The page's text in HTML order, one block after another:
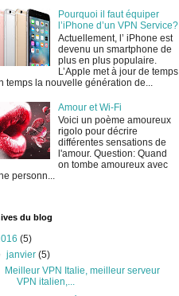
Pourquoi il faut équiper
l’iPhone d’un VPN Service?
Actuellement, l’ iPhone est
devenu un smartphone de
plus en plus populaire.
L’Apple met à jour de temps
temps la nouvelle génération de...
Amour et Wi-Fi
Voici un poème amoureux
rigolo pour décrire
différentes sensations de
l'amour. Question: Quand
on tombe amoureux avec
personn...
du blog
(5)
janvier(5)
Meilleur VPN Italie, meilleur serveur
VPN italien,...